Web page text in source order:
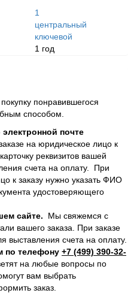
1
центральный
ключевой
1 год
понравившегося
способом.
почте
на юридическое лицо к
реквизитов вашей
счета на оплату. При
к заказу нужно указать ФИО
удостоверяющего
сайте. Мы свяжемся с
вашего заказа. При заказе
выставления счета на оплату.
по телефону +7 (499) 390-32-
на любые вопросы по
вам выбрать
заказ.